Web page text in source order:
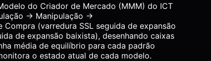
do Criador de Mercado (MMM) do ICT
→ Manipulação →
(varredura SSL seguida de expansão
de expansão baixista), desenhando caixas
média de equilíbrio para cada padrão
o estado atual de cada modelo.